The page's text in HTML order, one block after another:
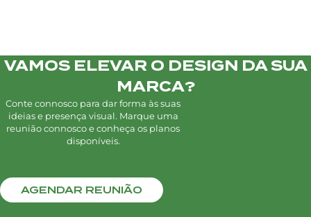
VAMOS ELEVAR O DESIGN DA SUA
MARCA?
Conte connosco para dar forma às suas
ideias e presença visual. Marque uma
reunião connosco e conheça os planos
disponíveis.
AGENDAR REUNIÃO